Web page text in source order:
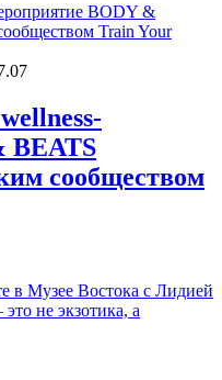
BEATS
сообществом